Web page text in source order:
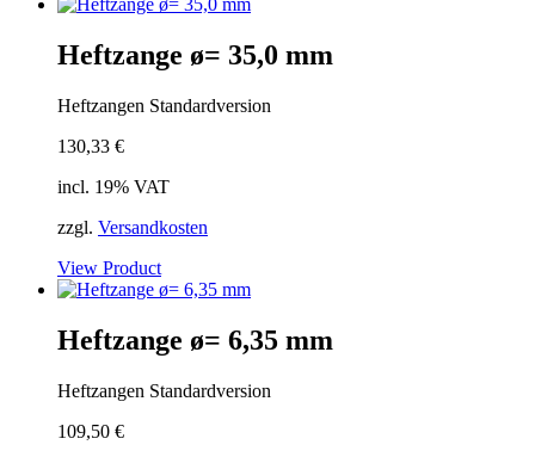
Heftzange ø= 35,0 mm
Heftzangen Standardversion
130,33 €
incl. 19% VAT
zzgl. Versandkosten
View Product
Heftzange ø= 6,35 mm
Heftzangen Standardversion
109,50 €